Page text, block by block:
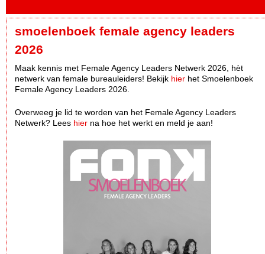
smoelenboek female agency leaders
2026
Maak kennis met Female Agency Leaders Netwerk 2026, hèt
netwerk van female bureauleiders! Bekijk hier het Smoelenboek
Female Agency Leaders 2026.
Overweeg je lid te worden van het Female Agency Leaders
Netwerk? Lees hier na hoe het werkt en meld je aan!